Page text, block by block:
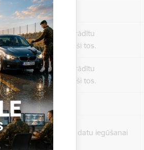
visiem lietotājiem nerādītu
ir izlasījuši un aizvēruši tos.
visiem lietotājiem nerādītu
ir izlasījuši un aizvēruši tos.
logs.
izmantots statistisko datu iegūšanai
vietni.